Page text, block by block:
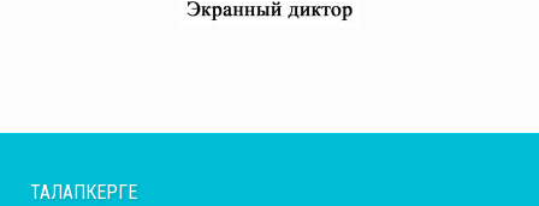
ТАЛАПКЕРГЕ